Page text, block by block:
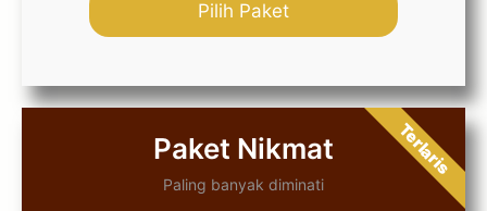
Pilih Paket
Paket Nikmat
Paling banyak diminati
Terlaris